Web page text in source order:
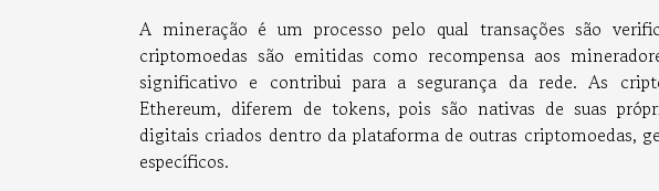
A mineração é um processo pelo qual transações são
criptomoedas são emitidas como recompensa aos
significativo e contribui para a segurança da rede. As
Ethereum, diferem de tokens, pois são nativas de suas
digitais criados dentro da plataforma de outras criptomoedas,
específicos.